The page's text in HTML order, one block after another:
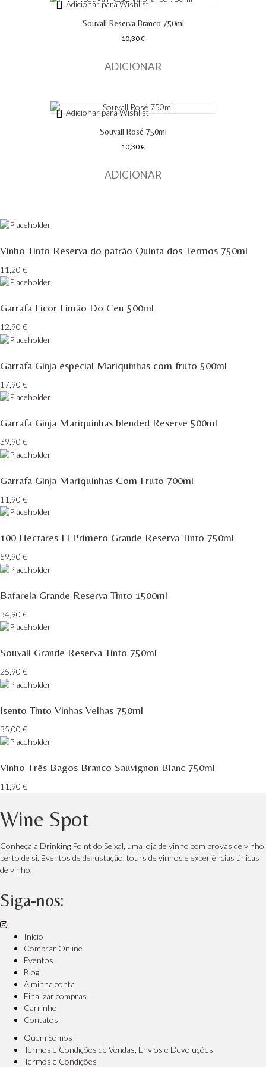
Tapada de Coelheiros - Alentejo
Trois Setubal
Vinha das Penicas - Beira Interior
Vinhos Estrangeiros
VolteFace Alentejo
Adicionar para Wishlist
Souvall Reserva Branco 750ml
10,30€
ADICIONAR
Adicionar para Wishlist
Souvall Rosé 750ml
10,30€
ADICIONAR
Vinho Tinto Reserva do patrão Quinta dos Termos 750ml
11,20 €
Garrafa Licor Limão Do Ceu 500ml
12,90 €
Garrafa Ginja especial Mariquinhas com fruto 500ml
17,90 €
Garrafa Ginja Mariquinhas blended Reserve 500ml
39,90 €
Garrafa Ginja Mariquinhas Com Fruto 700ml
11,90 €
100 Hectares El Primero Grande Reserva Tinto 750ml
59,90 €
Bafarela Grande Reserva Tinto 1500ml
34,90 €
Souvall Grande Reserva Tinto 750ml
25,90 €
Isento Tinto Vinhas Velhas 750ml
35,00 €
Vinho Três Bagos Branco Sauvignon Blanc 750ml
11,90 €
Wine Spot
Conheça a Drinking Point do Seixal, uma loja de vinho com provas de vinho
perto de si. Eventos de degustação, tours de vinhos e experiências únicas
de vinho.
Siga-nos:
Início
Comprar Online
Eventos
Blog
A minha conta
Finalizar compras
Carrinho
Contatos
Quem Somos
Termos e Condições de Vendas, Envios e Devoluções
Termos e Condições